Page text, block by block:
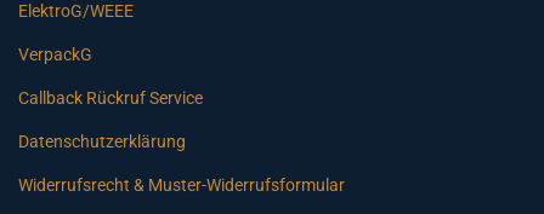
ElektroG/WEEE
VerpackG
Callback Rückruf Service
Datenschutzerklärung
Widerrufsrecht & Muster-Widerrufsformular